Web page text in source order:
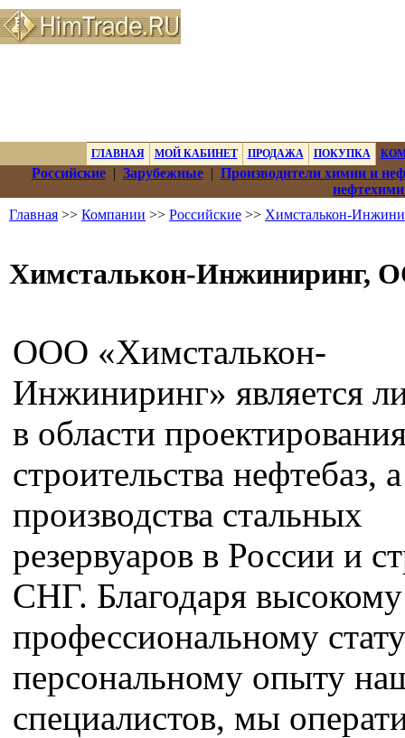
ГЛАВНАЯ МОЙ КАБИНЕТ ПРОДАЖА ПОКУПКА
Российские| Зарубежные| Производители химии и
Главная >> Компании >> Российские >> Химсталькон-
Химсталькон-Инжиниринг,
ООО «Химсталькон-
Инжиниринг» является
в области
строительства нефтебаз,
производства стальных
резервуаров в России и
СНГ. Благодаря высокому
профессиональному
персональному опыту
специалистов, мы